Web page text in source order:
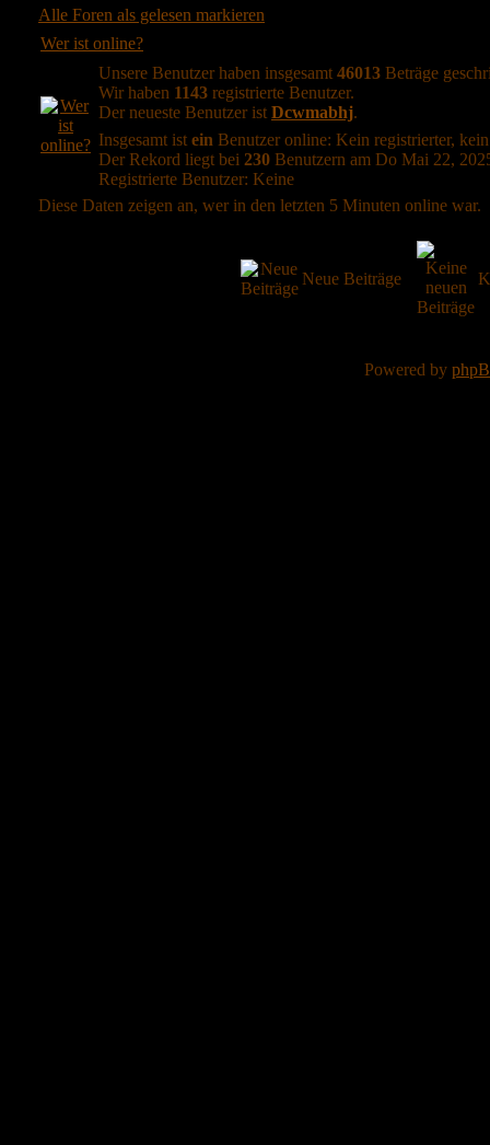
Alle Foren als gelesen markieren
Wer ist online?
Unsere Benutzer haben insgesamt 46013 Beträge
Wir haben 1143 registrierte Benutzer.
Der neueste Benutzer ist Dcwmabhj.
Insgesamt ist ein Benutzer online: Kein registrierter,
Der Rekord liegt bei 230 Benutzern am Do Mai 22,
Registrierte Benutzer: Keine
Diese Daten zeigen an, wer in den letzten 5 Minuten online war.
Neue Beiträge
Powered by